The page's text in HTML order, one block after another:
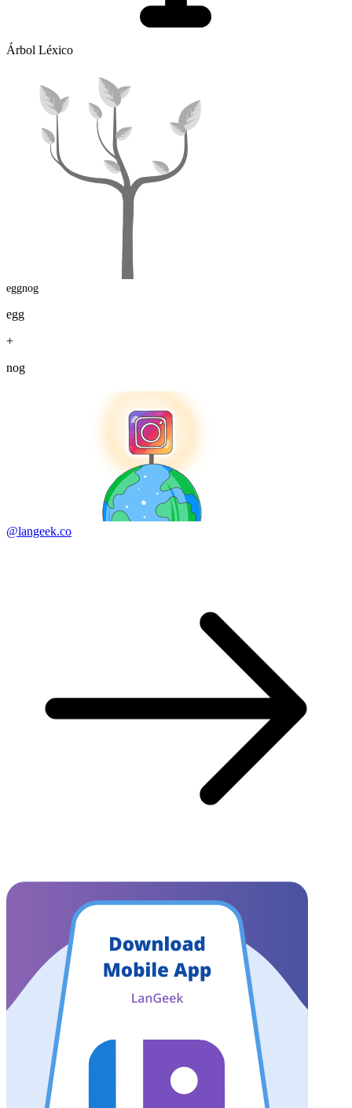
Árbol Léxico
eggnog
egg
+
nog
@langeek.co